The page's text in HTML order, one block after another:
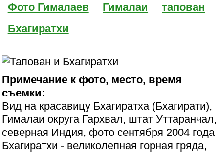
Фото Гималаев
Гималаи
тапован
Бхагиратхи
Примечание к фото, место, время
съемки:
Вид на красавицу Бхагиратха (Бхагирати),
Гималаи округа Гархвал, штат Уттаранчал,
северная Индия, фото сентября 2004 года
Бхагиратхи - великолепная горная гряда,